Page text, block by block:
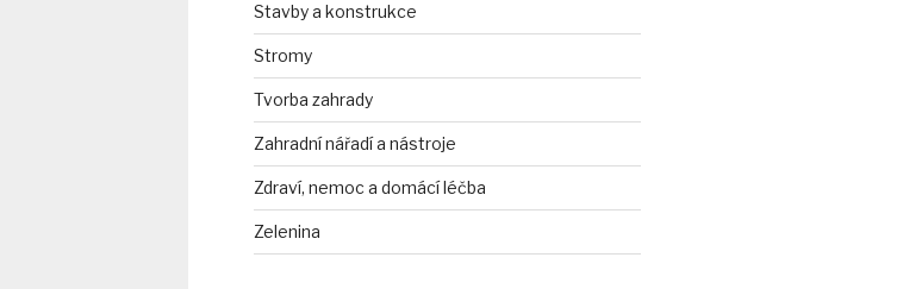
Stavby a konstrukce
Stromy
Tvorba zahrady
Zahradní nářadí a nástroje
Zdraví, nemoc a domácí léčba
Zelenina